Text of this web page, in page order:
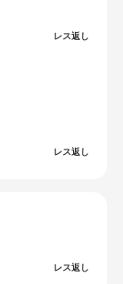
レス返し
レス返し
レス返し